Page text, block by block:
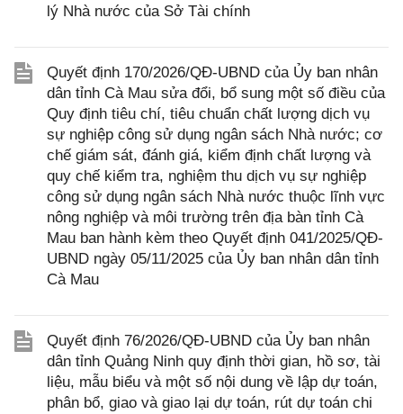
lý Nhà nước của Sở Tài chính
Quyết định 170/2026/QĐ-UBND của Ủy ban nhân
dân tỉnh Cà Mau sửa đổi, bổ sung một số điều của
Quy định tiêu chí, tiêu chuẩn chất lượng dịch vụ
sự nghiệp công sử dụng ngân sách Nhà nước; cơ
chế giám sát, đánh giá, kiểm định chất lượng và
quy chế kiểm tra, nghiệm thu dịch vụ sự nghiệp
công sử dụng ngân sách Nhà nước thuộc lĩnh vực
nông nghiệp và môi trường trên địa bàn tỉnh Cà
Mau ban hành kèm theo Quyết định 041/2025/QĐ-
UBND ngày 05/11/2025 của Ủy ban nhân dân tỉnh
Cà Mau
Quyết định 76/2026/QĐ-UBND của Ủy ban nhân
dân tỉnh Quảng Ninh quy định thời gian, hồ sơ, tài
liệu, mẫu biểu và một số nội dung về lập dự toán,
phân bổ, giao và giao lại dự toán, rút dự toán chi